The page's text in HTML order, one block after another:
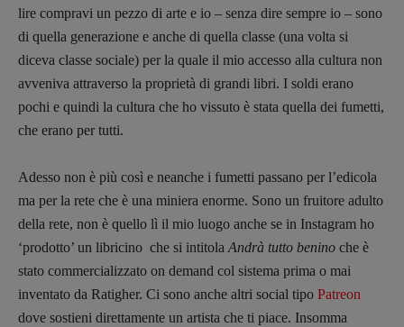
lire compravi un pezzo di arte e io – senza dire sempre io – sono
di quella generazione e anche di quella classe (una volta si
diceva classe sociale) per la quale il mio accesso alla cultura non
avveniva attraverso la proprietà di grandi libri. I soldi erano
pochi e quindi la cultura che ho vissuto è stata quella dei fumetti,
che erano per tutti.
Adesso non è più così e neanche i fumetti passano per l’edicola
ma per la rete che è una miniera enorme. Sono un fruitore adulto
della rete, non è quello lì il mio luogo anche se in Instagram ho
‘prodotto’ un libricino che si intitola Andrà tutto benino che è
stato commercializzato on demand col sistema prima o mai
inventato da Ratigher. Ci sono anche altri social tipo Patreon
dove sostieni direttamente un artista che ti piace. Insomma